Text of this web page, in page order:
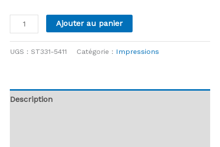
quantité
de
5411
Ajouter au panier
UGS : ST331-5411 Catégorie : Impressions
Description